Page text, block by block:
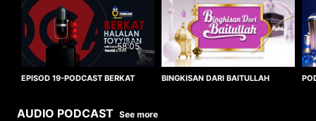
58:05
EPISOD 19-PODCAST BERKAT
BINGKISAN DARI BAITULLAH
AUDIO PODCAST See more